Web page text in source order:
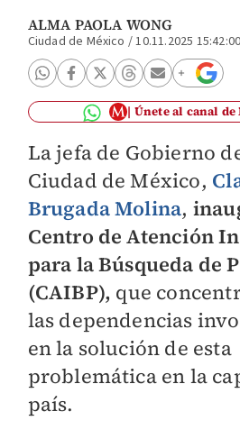
ALMA PAOLA WONG
Ciudad de México /10.11.2025 15:42:00
Únete al canal
La jefa de Gobierno
Ciudad de México,
Brugada Molina,
Centro de Atención
para la Búsqueda de
(CAIBP), que
las dependencias
en la solución de esta
problemática en la
país.